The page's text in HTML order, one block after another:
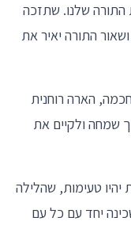
שלנו. שתזכה
התורה יאיר את
הארה רוחנית
שמחה ולקיים את
טעימות, שהלילה
יחד עם כל עם